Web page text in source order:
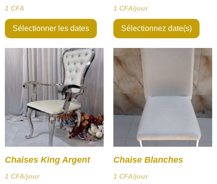
1 CFA
Sélectionner les dates
1 CFA/jour
Sélectionnez date(s)
Chaises King Argent
1 CFA/jour
Chaise Blanches
1 CFA/jour